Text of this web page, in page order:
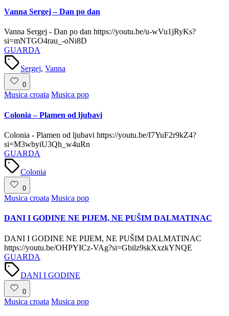
Vanna Sergej – Dan po dan
Vanna Sergej - Dan po dan https://youtu.be/u-wVu1jRyKs?
si=mNTGO4rau_-oNi8D
GUARDA
Tags:
Sergej, Vanna
0
Posted
Musica croata Musica pop
Colonia – Plamen od ljubavi
Colonia - Plamen od ljubavi https://youtu.be/I7YuF2r9kZ4?
si=M3wbyiU3Qh_w4uRn
GUARDA
Tags:
Colonia
0
Posted
Musica croata Musica pop
DANI I GODINE NE PIJEM, NE PUŠIM DALMATINAC
DANI I GODINE NE PIJEM, NE PUŠIM DALMATINAC
https://youtu.be/OHPYICz-VAg?si=Gbilz9skXxzkYNQE
GUARDA
Tags:
DANI I GODINE
0
Posted
Musica croata Musica pop